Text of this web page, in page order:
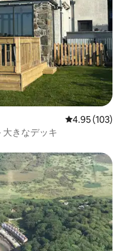
レビュー103
4.95 (103)
きなデッキ